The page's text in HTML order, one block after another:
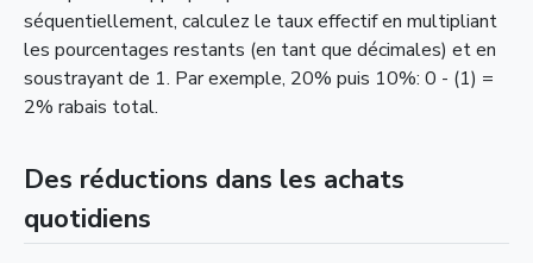
séquentiellement, calculez le taux effectif en multipliant
les pourcentages restants (en tant que décimales) et en
soustrayant de 1. Par exemple, 20% puis 10%: 0 - (1) =
2% rabais total.
Des réductions dans les achats
quotidiens